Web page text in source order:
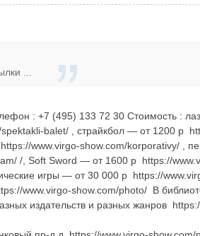
...
: +7 (495) 133 72 30 Стоимость :
balet/ , страйкбол — от 1200 р
www.virgo-show.com/korporativy/ ,
/, Soft Sword — от 1600 р https://
игры — от 30 000 р https://
www.virgo-show.com/photo/ В
издательств и разных жанров